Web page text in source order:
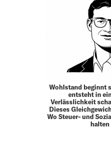
Wohlstand beginnt
entsteht in
Verlässlichkeit
Dieses
Wo Steuer- und